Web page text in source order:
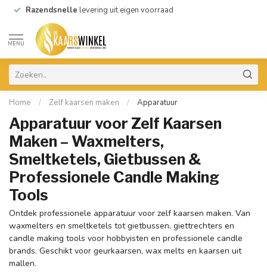
Razendsnelle levering uit eigen voorraad
MENU
Home / Zelf kaarsen maken / Apparatuur
Apparatuur voor Zelf Kaarsen
Maken – Waxmelters,
Smeltketels, Gietbussen &
Professionele Candle Making
Tools
Ontdek professionele apparatuur voor zelf kaarsen maken. Van
waxmelters en smeltketels tot gietbussen, giettrechters en
candle making tools voor hobbyisten en professionele candle
brands. Geschikt voor geurkaarsen, wax melts en kaarsen uit
mallen.